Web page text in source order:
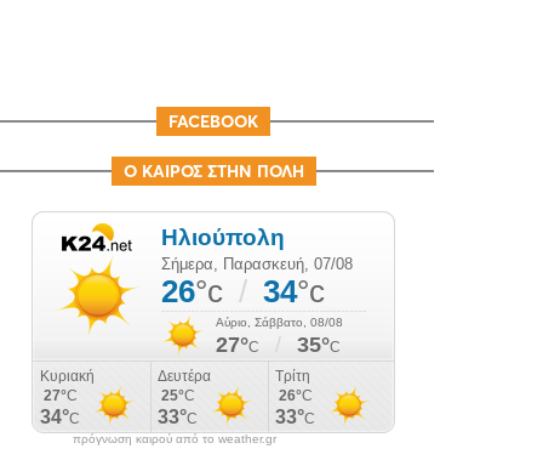
FACEBOOK
Ο ΚΑΙΡΟΣ ΣΤΗΝ ΠΟΛΗ
πρόγνωση καιρού από το weather.gr